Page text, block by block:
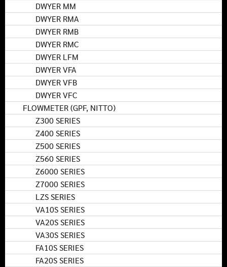
DWYER MM
DWYER RMA
DWYER RMB
DWYER RMC
DWYER LFM
DWYER VFA
DWYER VFB
DWYER VFC
FLOWMETER (GPF, NITTO)
Z300 SERIES
Z400 SERIES
Z500 SERIES
Z560 SERIES
Z6000 SERIES
Z7000 SERIES
LZS SERIES
VA10S SERIES
VA20S SERIES
VA30S SERIES
FA10S SERIES
FA20S SERIES